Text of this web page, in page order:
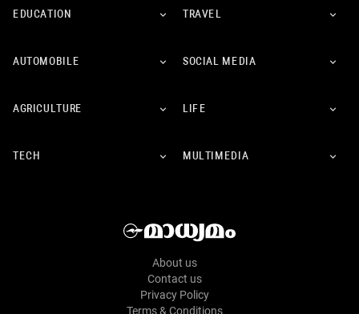
EDUCATION TRAVEL
AUTOMOBILE SOCIAL MEDIA
AGRICULTURE LIFE
TECH MULTIMEDIA
About us
Contact us
Privacy Policy
Terms & Conditions